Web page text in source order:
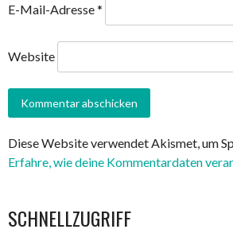
E-Mail-Adresse*
Website
Diese Website verwendet Akismet, um
Erfahre, wie deine Kommentardaten
SCHNELLZUGRIFF